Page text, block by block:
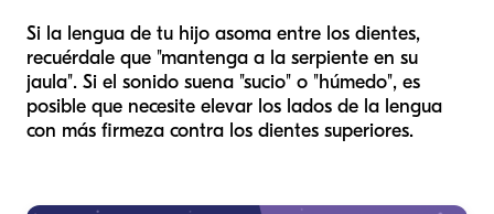
Si la lengua de tu hijo asoma entre los dientes,
recuérdale que "mantenga a la serpiente en su
jaula". Si el sonido suena "sucio" o "húmedo", es
posible que necesite elevar los lados de la lengua
con más firmeza contra los dientes superiores.